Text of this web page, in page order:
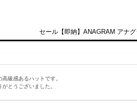
セール【即納】ANAGRAM アナ
級感あるハットです。
とうございました。